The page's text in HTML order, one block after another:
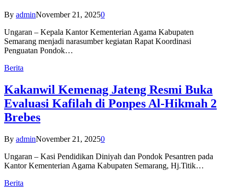
By adminNovember 21, 20250
Ungaran – Kepala Kantor Kementerian Agama Kabupaten
Semarang menjadi narasumber kegiatan Rapat Koordinasi
Penguatan Pondok…
Berita
Kakanwil Kemenag Jateng Resmi Buka
Evaluasi Kafilah di Ponpes Al-Hikmah 2
Brebes
By adminNovember 21, 20250
Ungaran – Kasi Pendidikan Diniyah dan Pondok Pesantren pada
Kantor Kementerian Agama Kabupaten Semarang, Hj.Titik…
Berita